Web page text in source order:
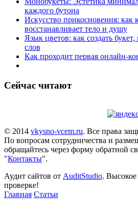
каждого бутона
Искусство прикосновения: как
восстанавливает тело и душу
Язык цветов: как создать
слов
Как проходит первая онлайн-
Сейчас читают
© 2014 vkysno-vcem.ru. Все права
По вопросам сотрудничества и
обращайтесь через форму обратной
"Контакты".
Аудит сайтов от AuditStudio. Высокое
проверке!
Главная Статьи